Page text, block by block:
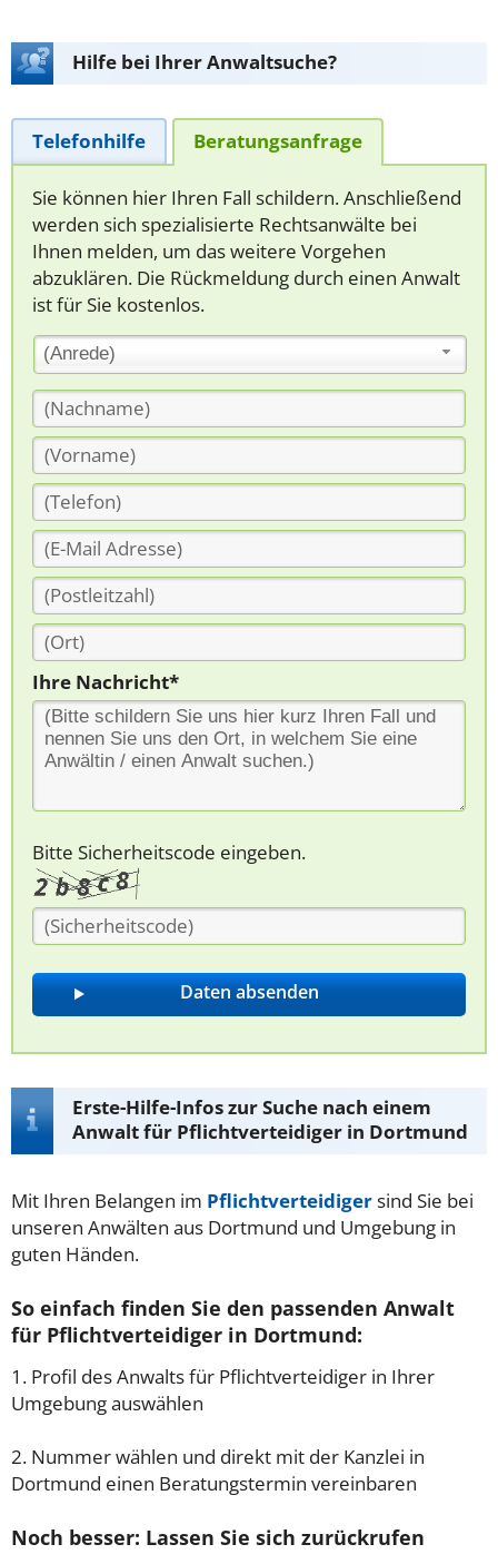
Hilfe bei Ihrer Anwaltsuche?
Telefonhilfe Beratungsanfrage
Sie können hier Ihren Fall schildern. Anschließend
werden sich spezialisierte Rechtsanwälte bei
Ihnen melden, um das weitere Vorgehen
abzuklären. Die Rückmeldung durch einen Anwalt
ist für Sie kostenlos.
(Anrede)
Ihre Nachricht*
Bitte Sicherheitscode eingeben.
Erste-Hilfe-Infos zur Suche nach einem
Anwalt für Pflichtverteidiger in Dortmund
Mit Ihren Belangen im Pflichtverteidigersind Sie bei
unseren Anwälten aus Dortmund und Umgebung in
guten Händen.
So einfach finden Sie den passenden Anwalt
für Pflichtverteidiger in Dortmund:
1. Profil des Anwalts für Pflichtverteidiger in Ihrer
Umgebung auswählen
2. Nummer wählen und direkt mit der Kanzlei in
Dortmund einen Beratungstermin vereinbaren
Noch besser: Lassen Sie sich zurückrufen